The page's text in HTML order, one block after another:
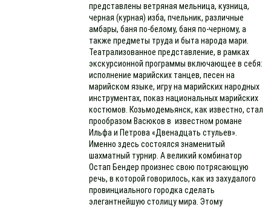
представлены ветряная мельница, кузница,
черная (курная) изба, пчельник, различные
амбары, баня по-белому, баня по-черному, а
также предметы труда и быта народа мари.
Театрализованное представление, в рамках
экскурсионной программы включающее в себя:
исполнение марийских танцев, песен на
марийском языке, игру на марийских народных
инструментах, показ национальных марийских
костюмов. Козьмодемьянск, как известно, стал
прообразом Васюков в известном романе
Ильфа и Петрова «Двенадцать стульев».
Именно здесь состоялся знаменитый
шахматный турнир. А великий комбинатор
Остап Бендер произнес свою потрясающую
речь, в которой говорилось, как из захудалого
провинциального городка сделать
элегантнейшую столицу мира. Этому